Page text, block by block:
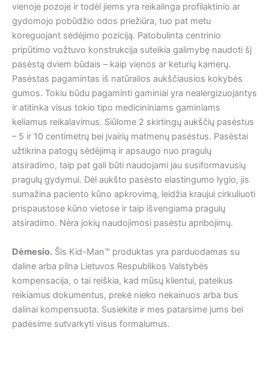
vienoje pozoje ir todėl jiems yra reikalinga profilaktinio ar
gydomojo pobūdžio odos priežiūra, tuo pat metu
koreguojant sėdėjimo poziciją. Patobulinta centrinio
pripūtimo vožtuvo konstrukcija suteikia galimybę naudoti šį
pasėstą dviem būdais – kaip vienos ar keturių kamerų.
Pasėstas pagamintas iš natūralios aukščiausios kokybės
gumos. Tokiu būdu pagaminti gaminiai yra nealergizuojantys
ir atitinka visus tokio tipo medicininiams gaminiams
keliamus reikalavimus. Siūlome 2 skirtingų aukščių pasėstus
– 5 ir 10 centimetrų bei įvairių matmenų pasėstus. Pasėstai
užtikrina patogų sėdėjimą ir apsaugo nuo pragulų
atsiradimo, taip pat gali būti naudojami jau susiformavusių
pragulų gydymui. Dėl aukšto pasėsto elastingumo lygio, jis
sumažina paciento kūno apkrovimą, leidžia kraujui cirkuliuoti
prispaustose kūno vietose ir taip išvengiama pragulų
atsiradimo. Nėra jokių naudojimosi pasėstu apribojimų.
Dėmesio. Šis Kid-Man™ produktas yra parduodamas su
daline arba pilna Lietuvos Respublikos Valstybės
kompensacija, o tai reiškia, kad mūsų klientui, pateikus
reikiamus dokumentus, prekė nieko nekainuos arba bus
dalinai kompensuota. Susiekite ir mes patarsime jums bei
padėsime sutvarkyti visus formalumus.